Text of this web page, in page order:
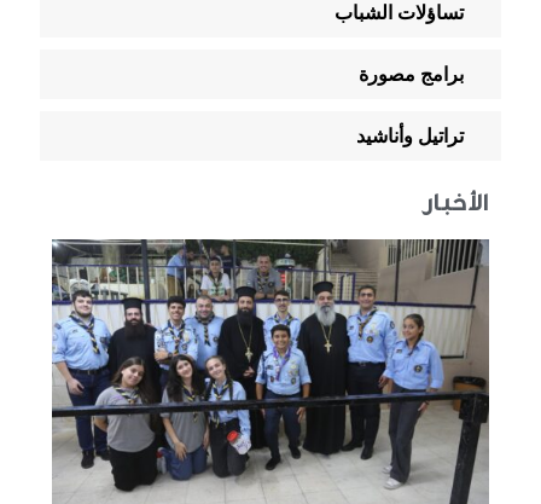
تساؤلات الشباب
برامج مصورة
تراتيل وأناشيد
الأخبار